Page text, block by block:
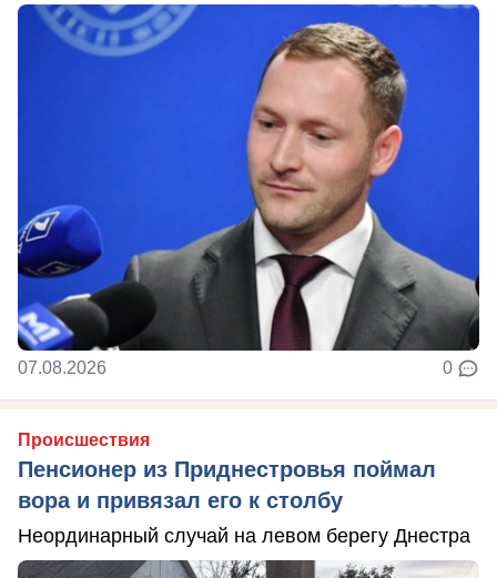
07.08.2026 0
Происшествия
Пенсионер из Приднестровья поймал
вора и привязал его к столбу
Неординарный случай на левом берегу Днестра